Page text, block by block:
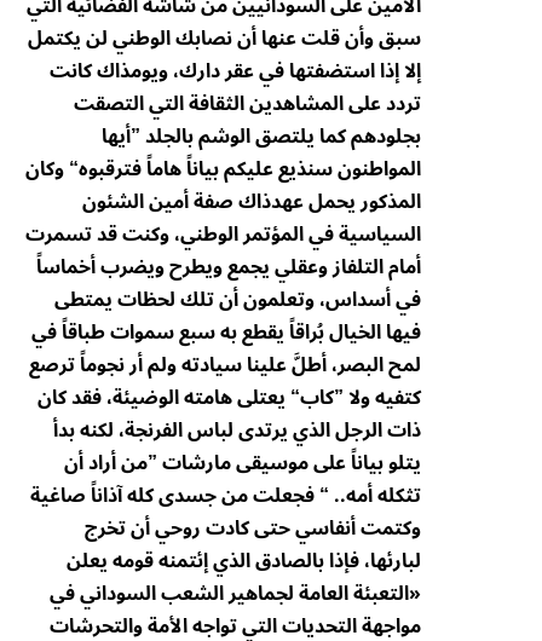
سبق وأن قلت عنها أن نصابك الوطني لن يكتمل
إلا إذا استضفتها في عقر دارك، ويومذاك كانت
تردد على المشاهدين الثقافة التي التصقت
بجلودهم كما يلتصق الوشم بالجلد ”أيها
المواطنون سنذيع عليكم بياناً هاماً فترقبوه“ وكان
المذكور يحمل عهدذاك صفة أمين الشئون
السياسية في المؤتمر الوطني، وكنت قد تسمرت
أمام التلفاز وعقلي يجمع ويطرح ويضرب أخماساً
في أسداس، وتعلمون أن تلك لحظات يمتطى
فيها الخيال بُراقاً يقطع به سبع سموات طباقاً في
لمح البصر، أطلَّ علينا سيادته ولم أر نجوماً ترصع
كتفيه ولا ”كاب“ يعتلى هامته الوضيئة، فقد كان
ذات الرجل الذي يرتدى لباس الفرنجة، لكنه بدأ
يتلو بياناً على موسيقى مارشات ”من أراد أن
تثكله أمه.. “ فجعلت من جسدى كله آذاناً صاغية
وكتمت أنفاسي حتى كادت روحي أن تخرج
لبارئها، فإذا بالصادق الذي إئتمنه قومه يعلن
«التعبئة العامة لجماهير الشعب السوداني في
مواجهة التحديات التي تواجه الأمة والتحرشات